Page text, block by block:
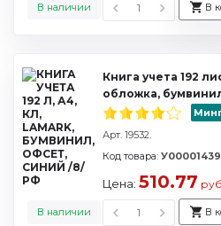
В наличии В
Книга учета 192
обложка,
Арт. 19532.
В наличии
Код товара:
Цена: 510.77
В